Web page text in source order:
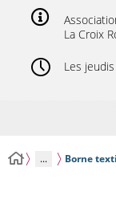
La Croix
Les
... Borne